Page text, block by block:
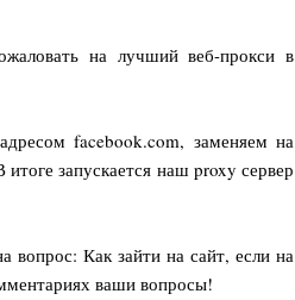
на лучший веб-прокси в
facebook.com, заменяем на
итоге запускается наш proxy сервер
вопрос: Как зайти на сайт, если на
ваши вопросы!